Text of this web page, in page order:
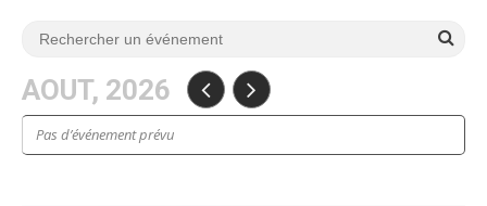
AOUT, 2026
Pas d’événement prévu